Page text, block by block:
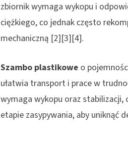
zbiornik wymaga wykopu i
ciężkiego, co jednak często
mechaniczną [2][3][4].
Szambo plastikowe o
ułatwia transport i prace w
wymaga wykopu oraz stabilizacji,
etapie zasypywania, aby uniknąć